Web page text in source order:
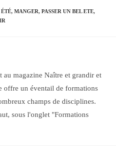
autre
fenêtre
autre
fenêtre
ÉTÉ, MANGER, PASSER UN BEL ETE,
au magazine Naître et grandir et
offre un éventail de formations
champs de disciplines.
sous l'onglet "Formations